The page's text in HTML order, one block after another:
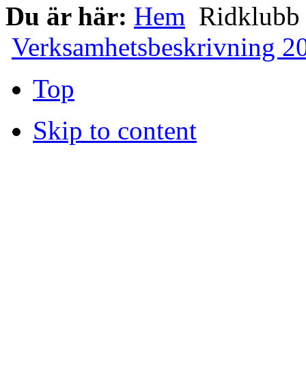
Du är här: Hem Ridklubb
Verksamhetsbeskrivning
Top
Skip to content